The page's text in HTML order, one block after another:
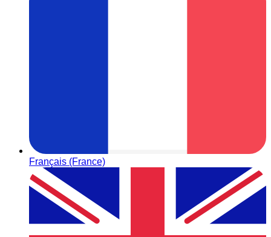
Français (France)